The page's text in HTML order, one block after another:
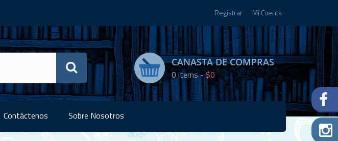
Registrar Mi Cuenta
CANASTA DE COMPRAS
0items -$0
Contáctenos Sobre Nosotros